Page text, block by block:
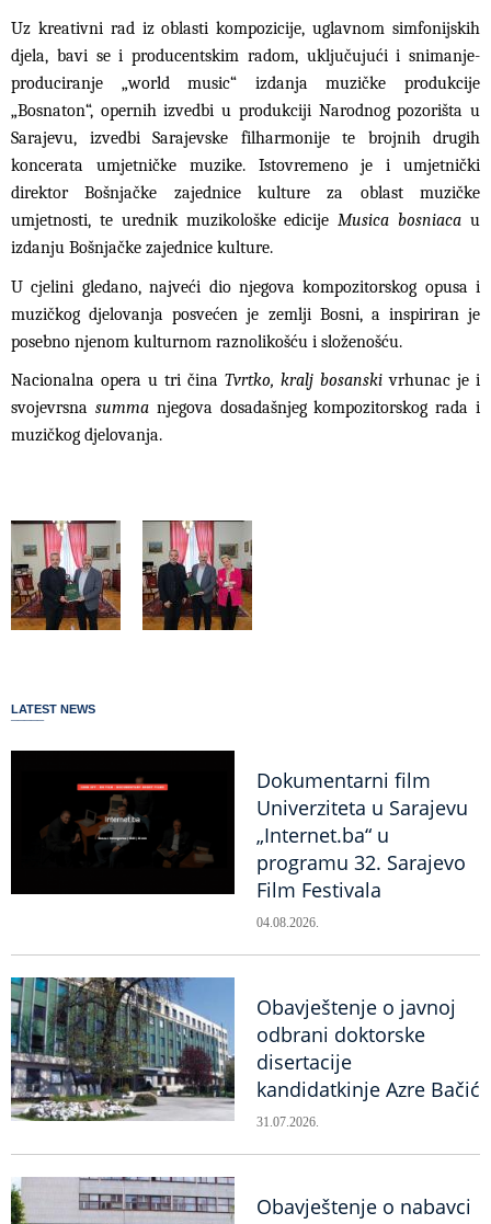
Uz kreativni rad iz oblasti kompozicije, uglavnom simfonijskih
djela, bavi se i producentskim radom, uključujući i snimanje-
produciranje „world music“ izdanja muzičke produkcije
„Bosnaton“, opernih izvedbi u produkciji Narodnog pozorišta u
Sarajevu, izvedbi Sarajevske filharmonije te brojnih drugih
koncerata umjetničke muzike. Istovremeno je i umjetnički
direktor Bošnjačke zajednice kulture za oblast muzičke
umjetnosti, te urednik muzikološke edicijeMusica bosniaca u
izdanju Bošnjačke zajednice kulture.
U cjelini gledano, najveći dio njegova kompozitorskog opusa i
muzičkog djelovanja posvećen je zemlji Bosni, a inspiriran je
posebno njenom kulturnom raznolikošću i složenošću.
Nacionalna opera u tri čina Tvrtko, kralj bosanski vrhunac je i
svojevrsna summanjegova dosadašnjeg kompozitorskog rada i
muzičkog djelovanja.
LATEST NEWS
Dokumentarni film
Univerziteta u Sarajevu
„Internet.ba“ u
programu 32. Sarajevo
Film Festivala
04.08.2026.
Obavještenje o javnoj
odbrani doktorske
disertacije
kandidatkinje Azre Bačić
31.07.2026.
Obavještenje o nabavci